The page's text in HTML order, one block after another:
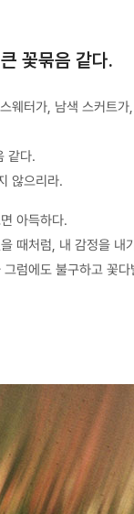
꽃묶음 같다.
웨터가, 남색 스커트가
같다.
않으리라.
아득하다.
때처럼, 내 감정을 내
럼에도 불구하고 꽃